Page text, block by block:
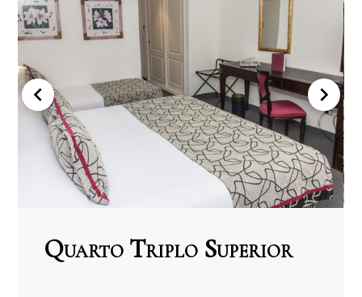
Quarto Triplo Superior